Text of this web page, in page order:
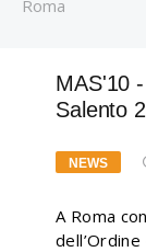
Roma
MAS'10
Salento
NEWS
A Roma